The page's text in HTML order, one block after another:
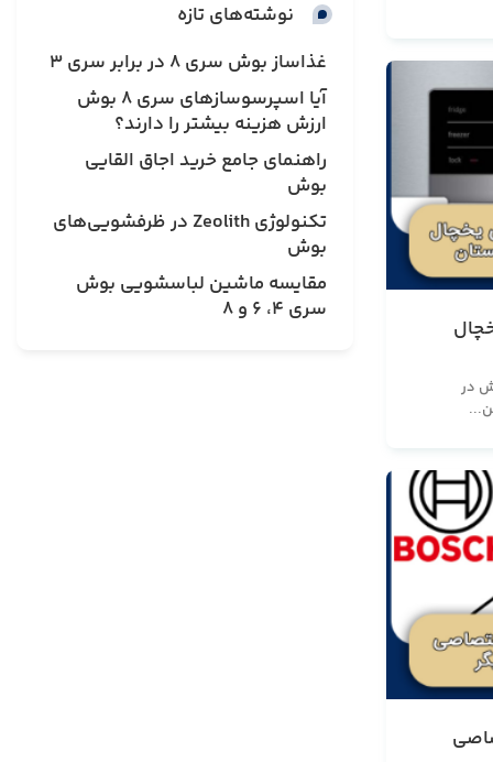
در
نوشته‌های تازه
غذاساز بوش سری 8 در برابر سری 3
آیا اسپرسوسازهای سری ۸ بوش
ارزش هزینه بیشتر را دارند؟
راهنمای جامع خرید اجاق القایی
بوش
تکنولوژی Zeolith در ظرفشویی‌های
بوش
مقایسه ماشین لباسشویی بوش
سری 4، 6 و 8